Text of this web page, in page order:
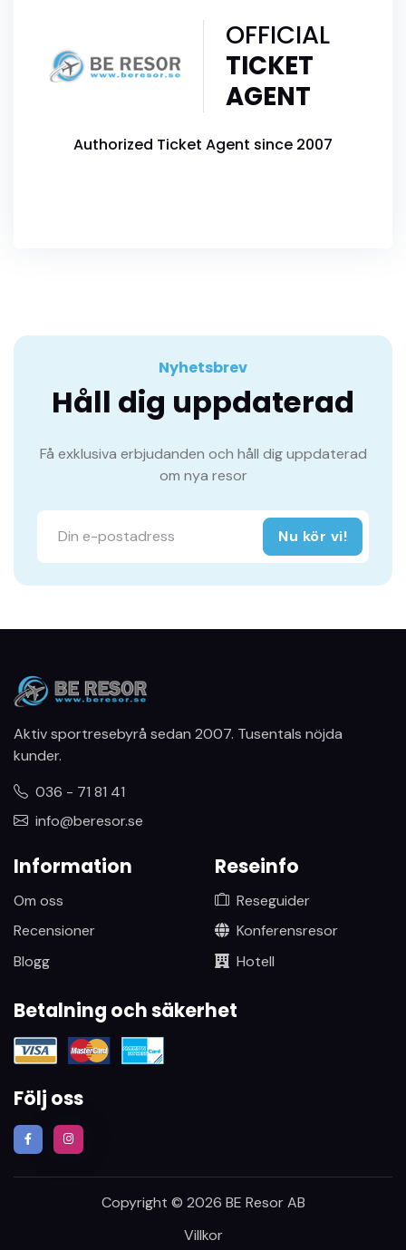
OFFICIAL
TICKET
AGENT
Authorized Ticket Agent since 2007
Nyhetsbrev
Håll dig uppdaterad
Få exklusiva erbjudanden och håll dig uppdaterad
om nya resor
Nu kör vi!
Aktiv sportresebyrå sedan 2007. Tusentals nöjda
kunder.
036 - 71 81 41
info@beresor.se
Information
Om oss
Recensioner
Blogg
Reseinfo
Reseguider
Konferensresor
Hotell
Betalning och säkerhet
Följ oss
Copyright © 2026 BE Resor AB
Villkor